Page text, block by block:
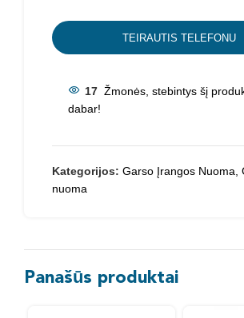
TEIRAUTIS TELEFONU
17 Žmonės, stebintys šį
dabar!
Kategorijos: Garso Įrangos Nuoma
nuoma
Panašūs produktai